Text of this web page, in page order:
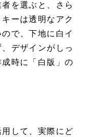
を選ぶと、さら
ーは透明なアク
で、下地に白イ
デザインがしっ
時に「白版」の
して、実際にど